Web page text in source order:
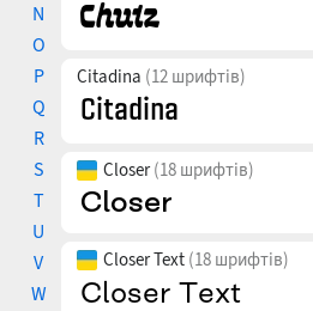
N
O
P
Q
R
S
T
U
V
W
Citadina (12 шрифтів)
Closer(18 шрифтів)
Closer Text (18 шрифтів)